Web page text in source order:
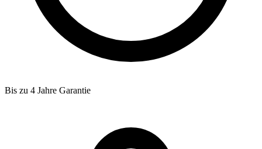
Bis zu 4 Jahre Garantie